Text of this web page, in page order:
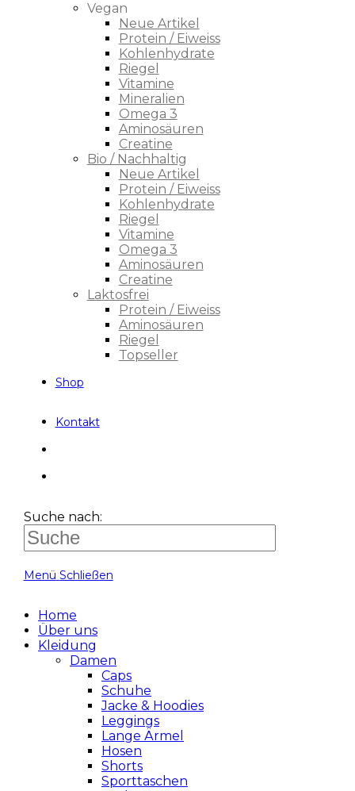
Vegan
Neue Artikel
Protein / Eiweiss
Kohlenhydrate
Riegel
Vitamine
Mineralien
Omega 3
Aminosäuren
Creatine
Bio / Nachhaltig
Neue Artikel
Protein / Eiweiss
Kohlenhydrate
Riegel
Vitamine
Omega 3
Aminosäuren
Creatine
Laktosfrei
Protein / Eiweiss
Aminosäuren
Riegel
Topseller
Shop
Kontakt
Suche nach:
Menü Schließen
Home
Über uns
Kleidung
Damen
Caps
Schuhe
Jacke & Hoodies
Leggings
Lange Ärmel
Hosen
Shorts
Sporttaschen